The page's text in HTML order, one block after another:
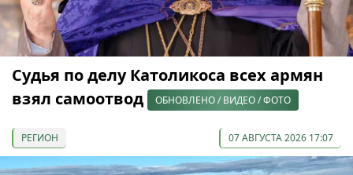
Судья по делу Католикоса всех армян
взял самоотвод
ОБНОВЛЕНО / ВИДЕО / ФОТО
РЕГИОН 07 АВГУСТА 2026 17:07